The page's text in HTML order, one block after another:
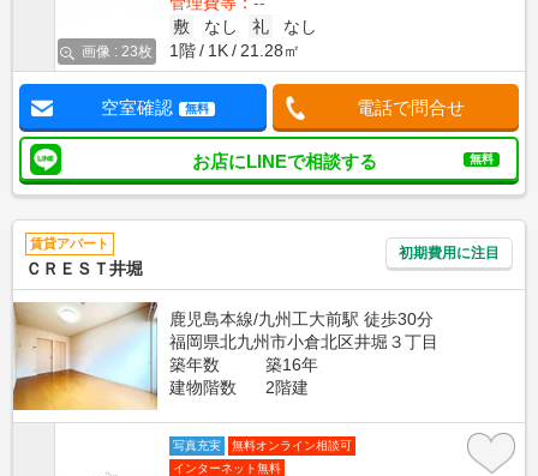
画像 : 23枚
敷
なし 礼
なし
1階
1K 21.28㎡
空室確認 無料 電話で問合せ
お店にLINEで相談する 無料
賃貸アパート
ＣＲＥＳＴ井堀
初期費用に注目
鹿児島本線/九州工大前駅 徒歩30分
福岡県北九州市小倉北区井堀３丁目
築年数
築16年
建物階数
2階建
写真充実
無料オンライン相談可
インターネット無料